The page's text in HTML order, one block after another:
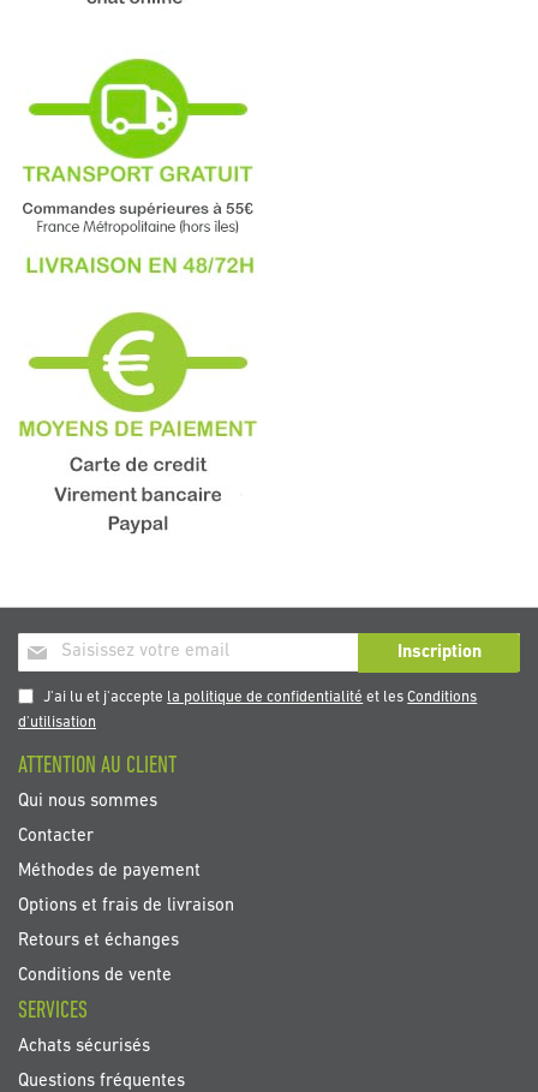
Inscription
à
notre
newsletter
Inscription
J'ai lu et j'accepte la politique de confidentialité et lesConditions
d'utilisation
ATTENTION AU CLIENT
Qui nous sommes
Contacter
Méthodes de payement
Options et frais de livraison
Retours et échanges
Conditions de vente
SERVICES
Achats sécurisés
Questions fréquentes